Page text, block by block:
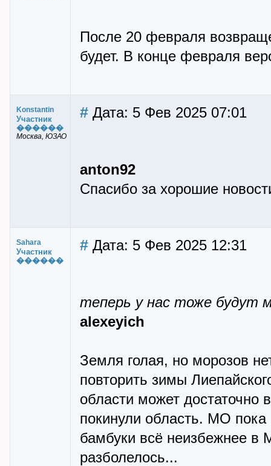
После 20 февраля
будет. В конце февраля
Konstantin
Участник
������
Москва, ЮЗАО
# Дата: 5 Фев 2025 07:01
anton92
Спасибо за хорошие
Sahara
Участник
������
# Дата: 5 Фев 2025 12:31
теперь у нас тоже будут
alexeyich
Земля голая, но морозов
повторить зимы
области может достаточно
покинули область. МО пока
бамбуки всё неизбежнее
разболелось...